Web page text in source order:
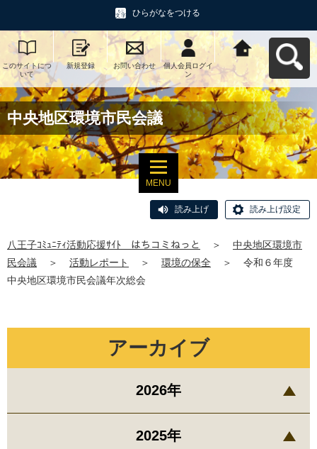
ひらがなをつける
このサイトにつ
いて
新規登録 お問い合わせ
個人会員ログイ
ン
八王子ｺﾐｭﾆﾃｨ活
動応援ｻｲﾄ はち
コミねっとへ戻
る
中央地区環境市民会議
MENU
読み上げ 読み上げ設定
八王子ｺﾐｭﾆﾃｨ活動応援ｻｲﾄ はちコミねっと ＞
中央地区環境市
民会議
＞ 活動レポート ＞ 環境の保全 ＞
令和６年度
中央地区環境市民会議年次総会
アーカイブ
2026年
2025年